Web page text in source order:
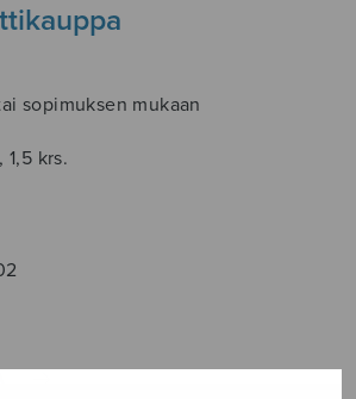
sopimuksen mukaan
1,5 krs.